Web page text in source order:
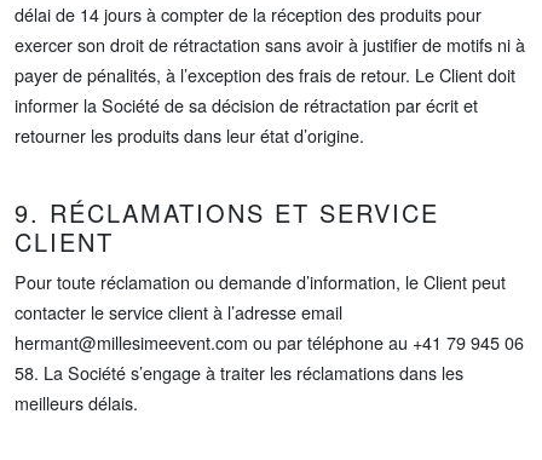
délai de 14 jours à compter de la réception des produits pour
exercer son droit de rétractation sans avoir à justifier de motifs ni à
payer de pénalités, à l’exception des frais de retour. Le Client doit
informer la Société de sa décision de rétractation par écrit et
retourner les produits dans leur état d’origine.
9. RÉCLAMATIONS ET SERVICE
CLIENT
Pour toute réclamation ou demande d’information, le Client peut
contacter le service client à l’adresse email
hermant@millesimeevent.com ou par téléphone au +41 79 945 06
58. La Société s’engage à traiter les réclamations dans les
meilleurs délais.